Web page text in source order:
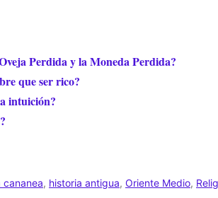
Perdida y la Moneda Perdida?
que ser rico?
intuición?
cananea, historia antigua, Oriente Medio,